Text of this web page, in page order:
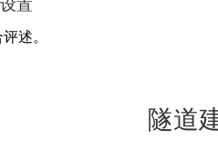
置
述。
隧道